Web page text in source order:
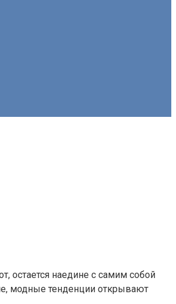
остается наедине с самим собой
модные тенденции открывают